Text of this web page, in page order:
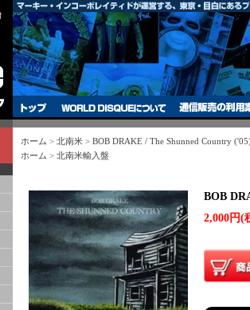
ホーム > 北南米 > BOB DRAKE / The Shunned Country
ホーム > 北南米輸入盤
BOB
2,000円(